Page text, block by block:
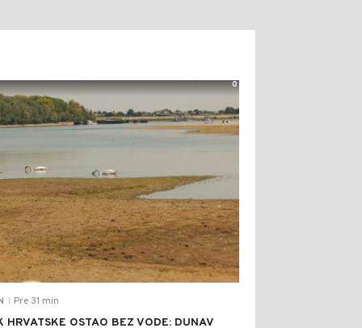
Pre 31 min
HRVATSKE OSTAO BEZ VODE: DUNAV
0